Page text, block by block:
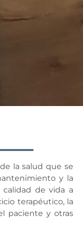
la salud que se
y la
de vida a
terapéutico, la
paciente y otras